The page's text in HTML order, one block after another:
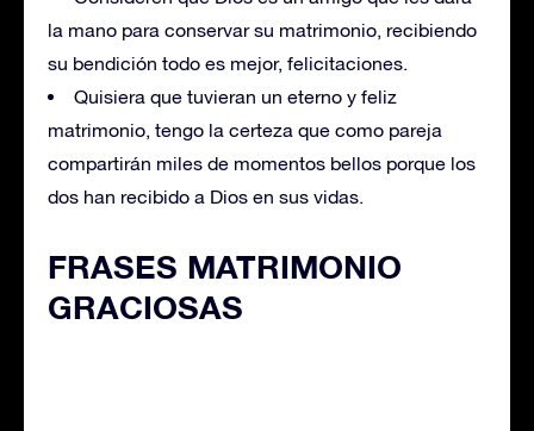
la mano para conservar su matrimonio, recibiendo
su bendición todo es mejor, felicitaciones.
Quisiera que tuvieran un eterno y feliz
matrimonio, tengo la certeza que como pareja
compartirán miles de momentos bellos porque los
dos han recibido a Dios en sus vidas.
FRASES MATRIMONIO
GRACIOSAS